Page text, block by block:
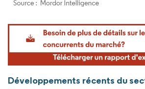
Image © Mordor Intelligence. La réutilisation
Développements récents du